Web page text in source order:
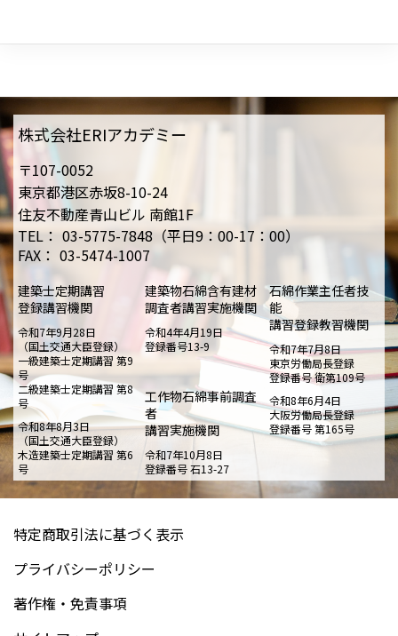
株式会社ERIアカデミー
〒107-0052
東京都港区赤坂8-10-24
住友不動産青山ビル 南館1F
TEL： 03-5775-7848（平日9：00-17：00）
FAX： 03-5474-1007
建築士定期講習
登録講習機関
令和7年9月28日
（国土交通大臣登録）
一級建築士定期講習 第9
号
二級建築士定期講習 第8
号
令和8年8月3日
（国土交通大臣登録）
木造建築士定期講習 第6
号
建築物石綿含有建材
調査者講習実施機関
令和4年4月19日
登録番号13-9
工作物石綿事前調査
者
講習実施機関
令和7年10月8日
登録番号 石13-27
石綿作業主任者技
能
講習登録教習機関
令和7年7月8日
東京労働局長登録
登録番号 衛第109号
令和8年6月4日
大阪労働局長登録
登録番号 第165号
特定商取引法に基づく表示
プライバシーポリシー
著作権・免責事項